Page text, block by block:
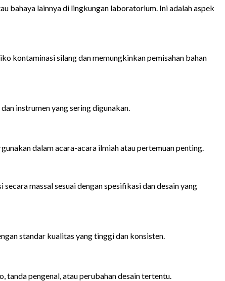
bahaya lainnya di lingkungan laboratorium. Ini adalah aspek
kontaminasi silang dan memungkinkan pemisahan bahan
instrumen yang sering digunakan.
dalam acara-acara ilmiah atau pertemuan penting.
massal sesuai dengan spesifikasi dan desain yang
standar kualitas yang tinggi dan konsisten.
tanda pengenal, atau perubahan desain tertentu.